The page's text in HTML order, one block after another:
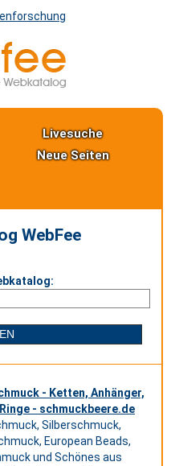
Livesuche
Neue Seiten
WebFee
- Ketten, Anhänger,
- schmuckbeere.de
Silberschmuck,
European Beads,
und Schönes aus